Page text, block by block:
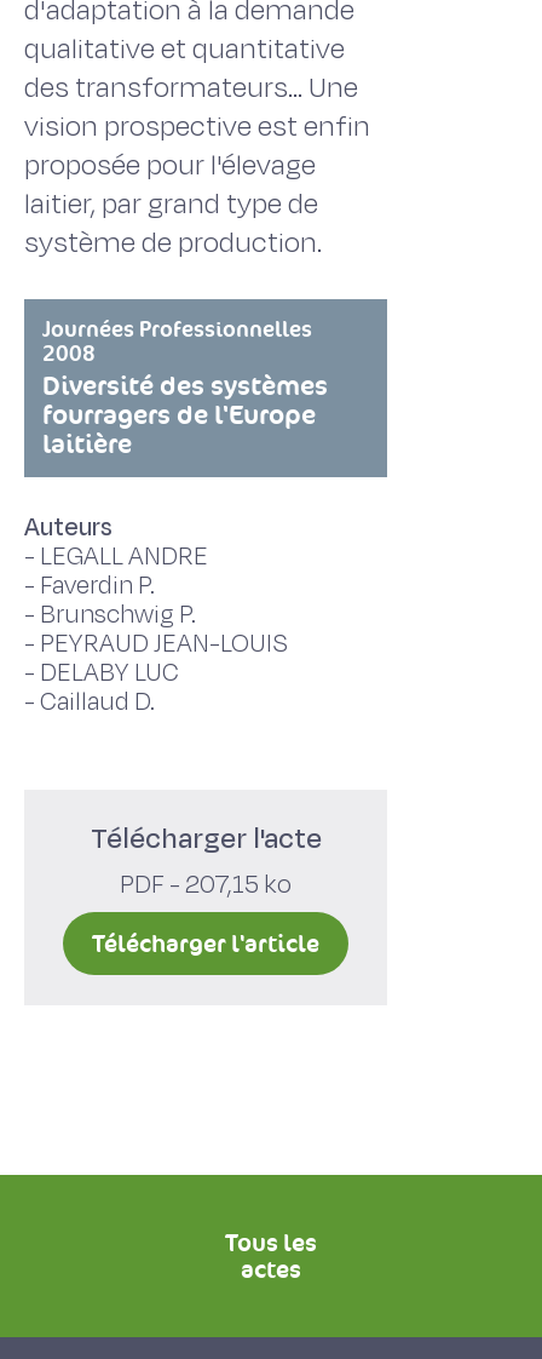
d'adaptation à la demande
qualitative et quantitative
des transformateurs… Une
vision prospective est enfin
proposée pour l'élevage
laitier, par grand type de
système de production.
Journées Professionnelles
2008
Diversité des systèmes
fourragers de l'Europe
laitière
Auteurs
- LEGALL ANDRE
- Faverdin P.
- Brunschwig P.
- PEYRAUD JEAN-LOUIS
- DELABY LUC
-Caillaud D.
Télécharger l'acte
PDF - 207,15 ko
Télécharger l'article
Tous les
actes